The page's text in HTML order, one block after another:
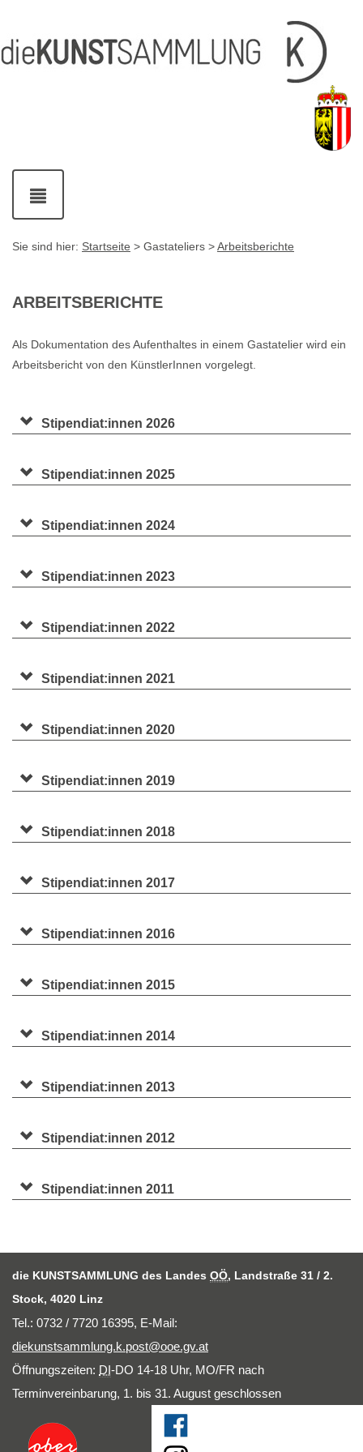
[1]
[2]
mit
Kontaktdaten
Navigation
ein-
und
Sie sind hier: Startseite > Gastateliers >Arbeitsberichte
ARBEITSBERICHTE
Als Dokumentation des Aufenthaltes in einem Gastatelier wird ein
Arbeitsbericht von den KünstlerInnen vorgelegt.
Stipendiat:innen 2026
Stipendiat:innen 2025
Stipendiat:innen 2024
Stipendiat:innen 2023
Stipendiat:innen 2022
Stipendiat:innen 2021
Stipendiat:innen 2020
Stipendiat:innen 2019
Stipendiat:innen 2018
Stipendiat:innen 2017
Stipendiat:innen 2016
Stipendiat:innen 2015
Stipendiat:innen 2014
Stipendiat:innen 2013
Stipendiat:innen 2012
Stipendiat:innen 2011
die KUNSTSAMMLUNG des Landes OÖ, Landstraße 31 / 2.
Stock, 4020 Linz
Tel.: 0732 / 7720 16395, E-Mail:
diekunstsammlung.k.post@ooe.gv.at
Öffnungszeiten: DI-DO 14-18 Uhr, MO/FR nach
Terminvereinbarung, 1. bis 31. August geschlossen